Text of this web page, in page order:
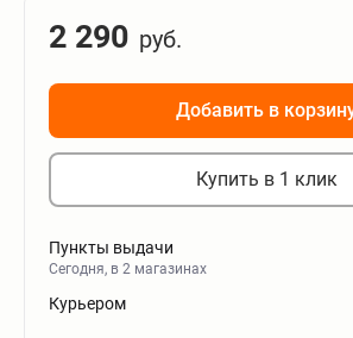
2 290 руб.
Добавить в
Купить в 1 клик
Пункты выдачи
Сегодня, в 2 магазинах
Курьером